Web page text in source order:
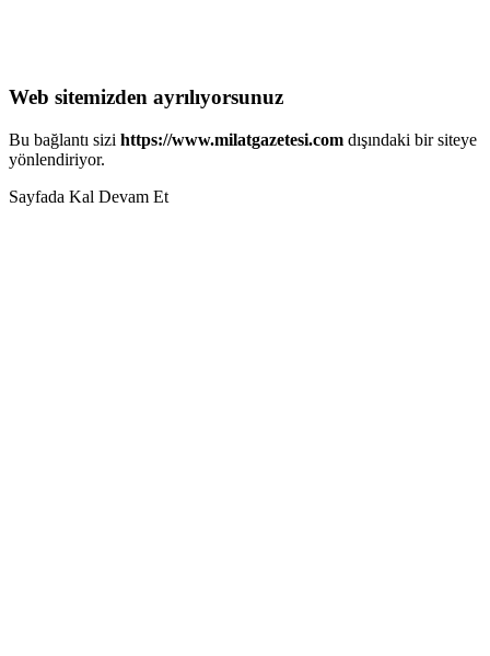
Web sitemizden ayrılıyorsunuz
Bu bağlantı sizi https://www.milatgazetesi.com dışındaki bir siteye
yönlendiriyor.
Sayfada Kal Devam Et